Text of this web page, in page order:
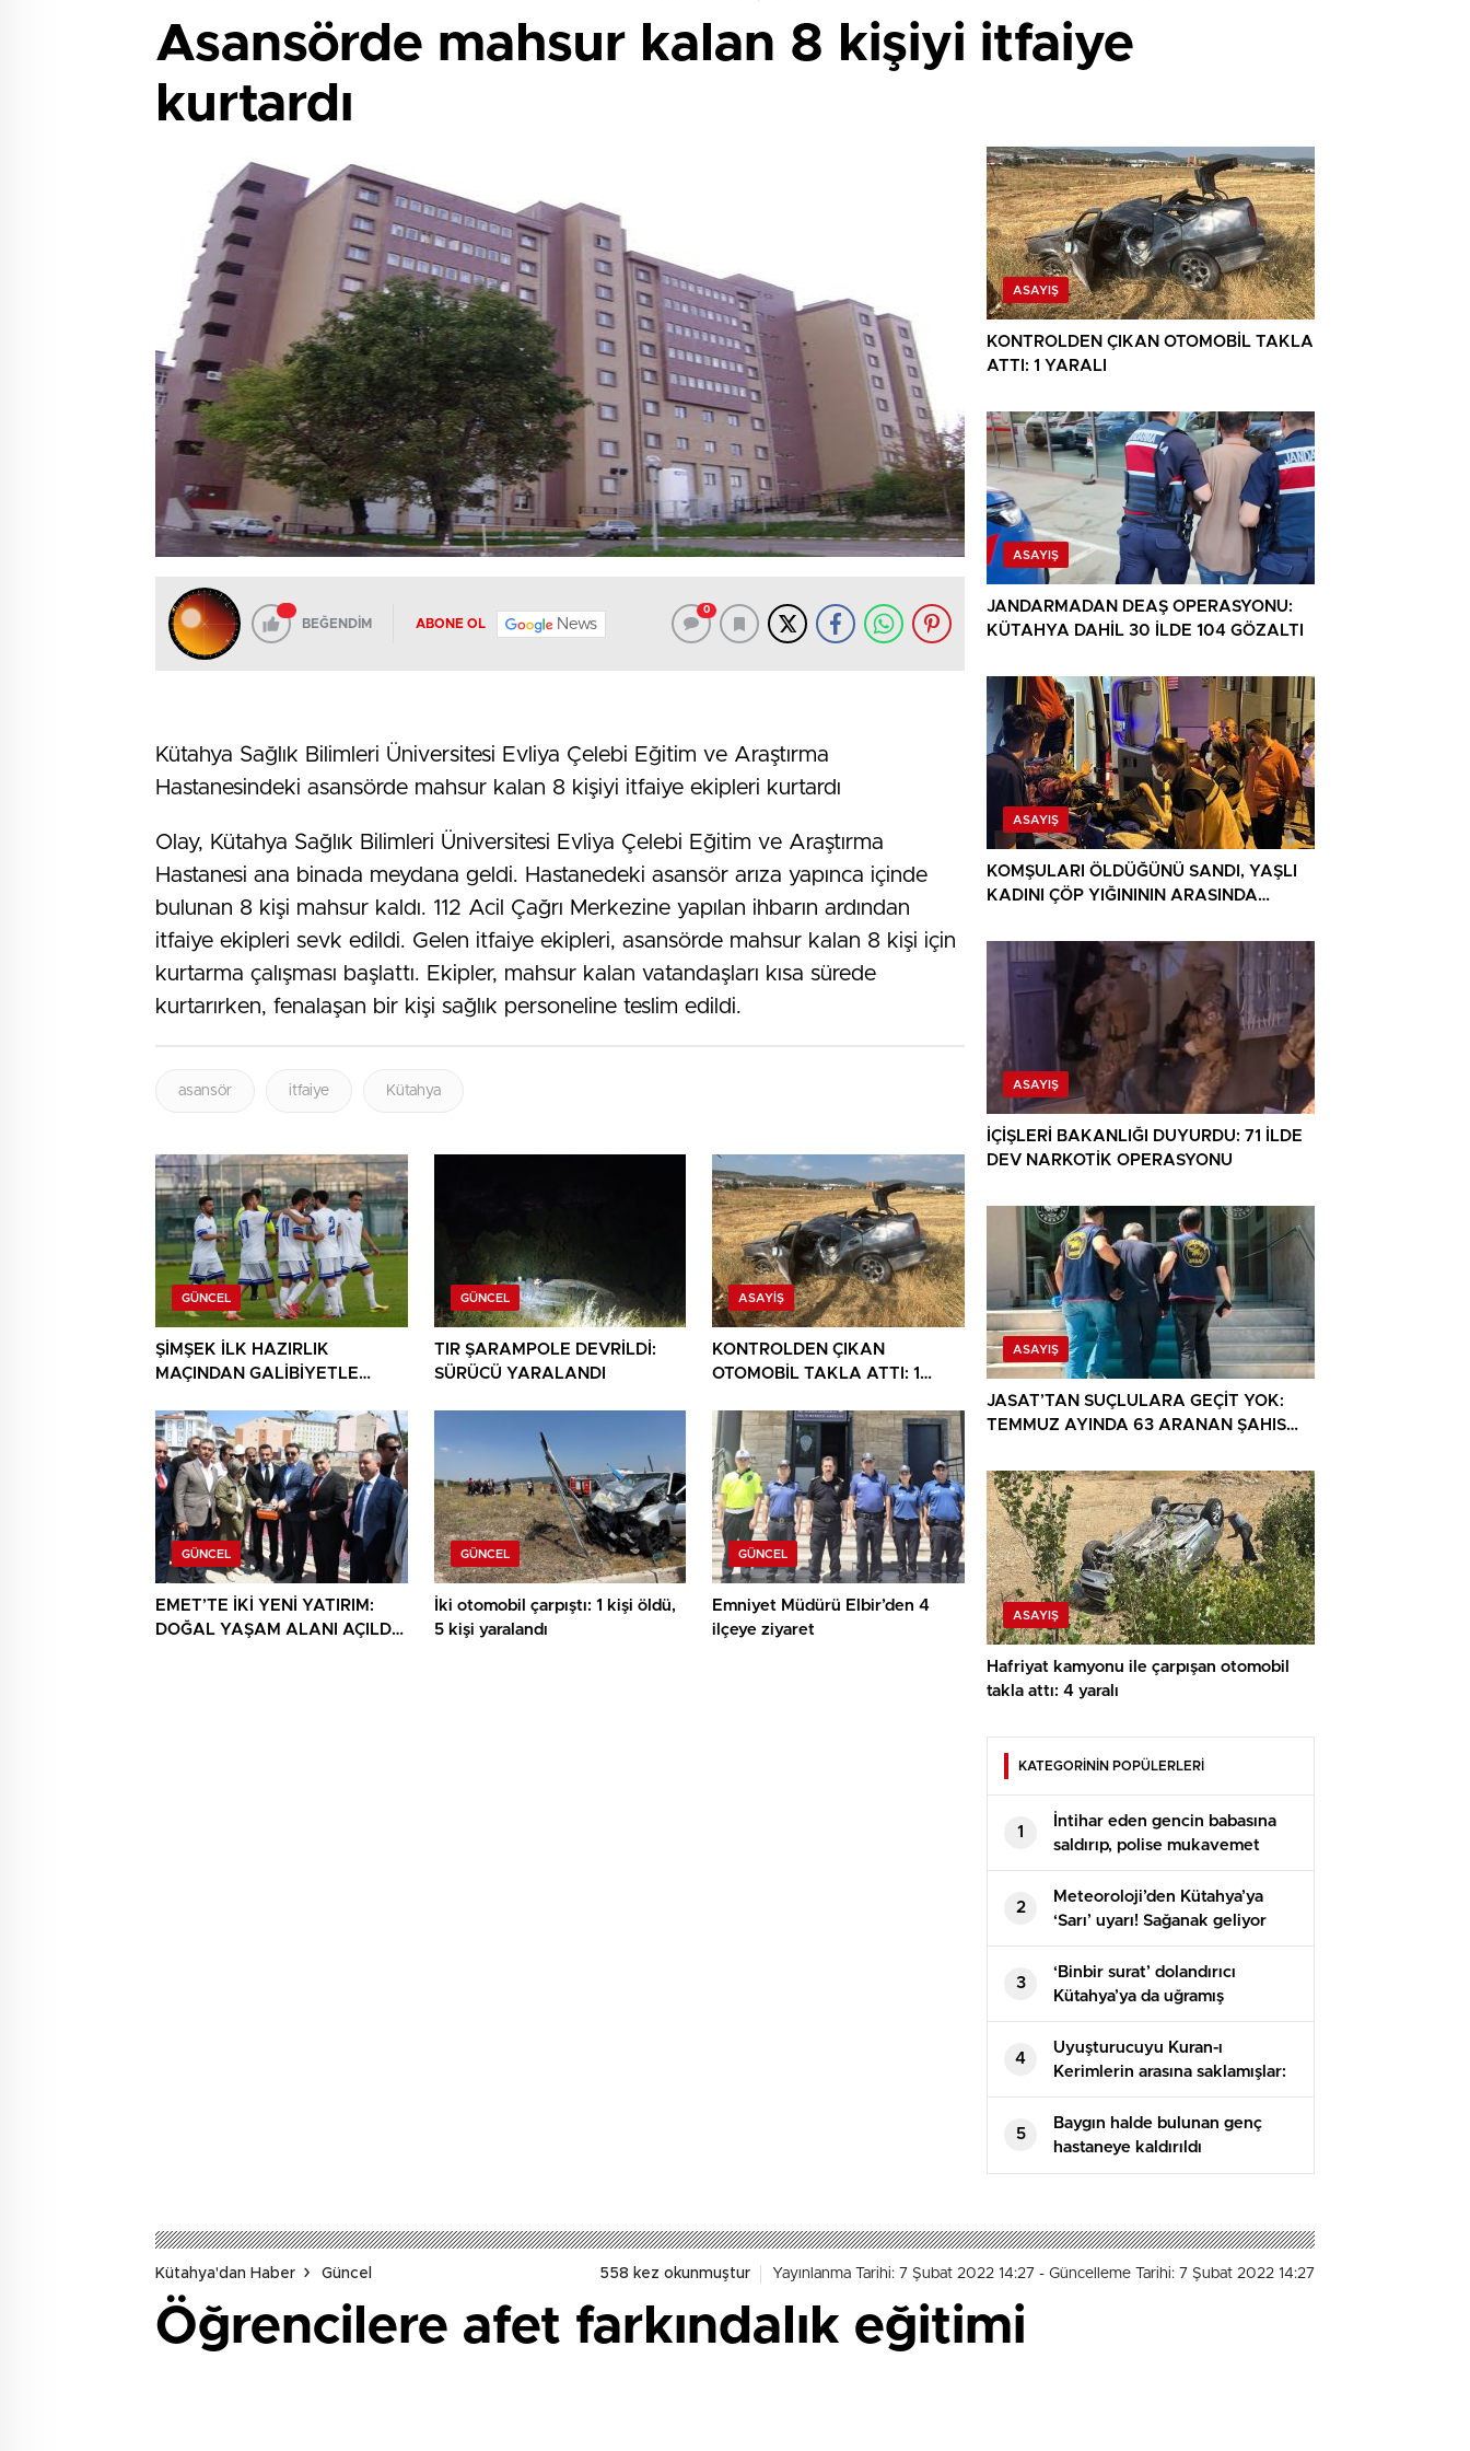
Asansörde mahsur kalan 8 kişiyi itfaiye
kurtardı
BEĞENDİM ABONE OL News
0
Kütahya Sağlık Bilimleri Üniversitesi Evliya Çelebi Eğitim ve Araştırma
Hastanesindeki asansörde mahsur kalan 8 kişiyi itfaiye ekipleri kurtardı
Olay, Kütahya Sağlık Bilimleri Üniversitesi Evliya Çelebi Eğitim ve Araştırma
Hastanesi ana binada meydana geldi. Hastanedeki asansör arıza yapınca içinde
bulunan 8 kişi mahsur kaldı. 112 Acil Çağrı Merkezine yapılan ihbarın ardından
itfaiye ekipleri sevk edildi. Gelen itfaiye ekipleri, asansörde mahsur kalan 8 kişi için
kurtarma çalışması başlattı. Ekipler, mahsur kalan vatandaşları kısa sürede
kurtarırken, fenalaşan bir kişi sağlık personeline teslim edildi.
asansör itfaiye Kütahya
GÜNCEL
ŞİMŞEK İLK HAZIRLIK
MAÇINDAN GALİBİYETLE
GÜNCEL
TIR ŞARAMPOLE DEVRİLDİ:
SÜRÜCÜ YARALANDI
ASAYIŞ
KONTROLDEN ÇIKAN
OTOMOBİL TAKLA ATTI: 1
GÜNCEL
EMET’TE İKİ YENİ YATIRIM:
DOĞAL YAŞAM ALANI AÇILDI,
GÜNCEL
İki otomobil çarpıştı: 1 kişi öldü,
5 kişi yaralandı
GÜNCEL
Emniyet Müdürü Elbir’den 4
ilçeye ziyaret
ASAYIŞ
KONTROLDEN ÇIKAN OTOMOBİL TAKLA
ATTI: 1 YARALI
ASAYIŞ
JANDARMADAN DEAŞ OPERASYONU:
KÜTAHYA DAHİL 30 İLDE 104 GÖZALTI
ASAYIŞ
KOMŞULARI ÖLDÜĞÜNÜ SANDI, YAŞLI
KADINI ÇÖP YIĞINININ ARASINDA
ASAYIŞ
İÇİŞLERİ BAKANLIĞI DUYURDU: 71 İLDE
DEV NARKOTİK OPERASYONU
ASAYIŞ
JASAT’TAN SUÇLULARA GEÇİT YOK:
TEMMUZ AYINDA 63 ARANAN ŞAHIS
ASAYIŞ
Hafriyat kamyonu ile çarpışan otomobil
takla attı: 4 yaralı
KATEGORİNİN POPÜLERLERİ
1
İntihar eden gencin babasına
saldırıp, polise mukavemet
eden 6 şüpheli gözaltına alındı
2
Meteoroloji’den Kütahya’ya
‘Sarı’ uyarı! Sağanak geliyor
3
‘Binbir surat’ dolandırıcı
Kütahya’ya da uğramış
4
Uyuşturucuyu Kuran-ı
Kerimlerin arasına saklamışlar:
5 tutuklama
5
Baygın halde bulunan genç
hastaneye kaldırıldı
Kütahya'dan Haber Güncel 558 kez okunmuştur Yayınlanma Tarihi: 7 Şubat 2022 14:27 - Güncelleme Tarihi: 7 Şubat 2022 14:27
Öğrencilere afet farkındalık eğitimi